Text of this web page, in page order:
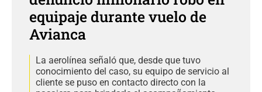
equipaje durante vuelo de
Avianca
La aerolínea señaló que, desde que tuvo
conocimiento del caso, su equipo de servicio al
cliente se puso en contacto directo con la